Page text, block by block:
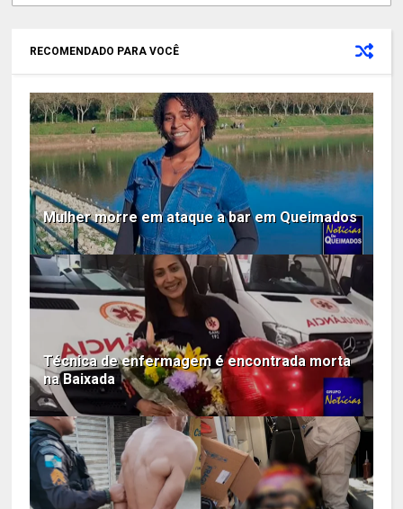
RECOMENDADO PARA VOCÊ
Mulher morre em ataque a bar em Queimados
Técnica de enfermagem é encontrada morta
na Baixada